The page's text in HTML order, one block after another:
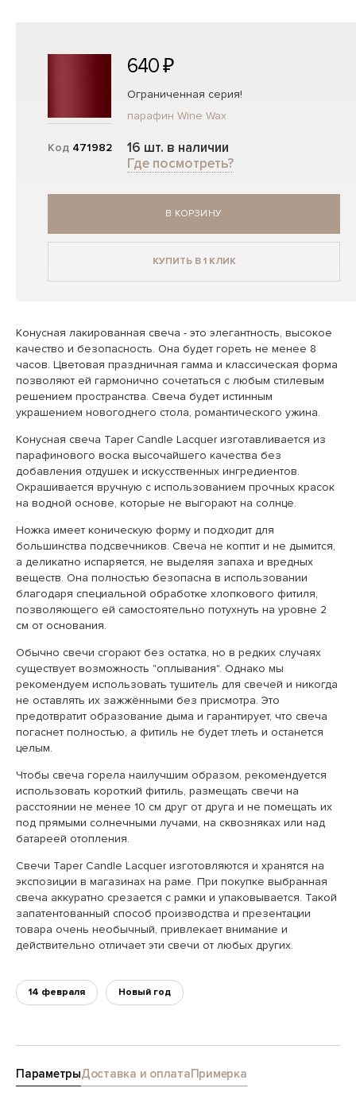
Код 471982
640 ₽
Ограниченная серия!
парафин Wine Wax
16 шт. в наличии
Где посмотреть?
В КОРЗИНУ
КУПИТЬ В 1 КЛИК
Конусная лакированная свеча - это элегантность, высокое
качество и безопасность. Она будет гореть не менее 8
часов. Цветовая праздничная гамма и классическая форма
позволяют ей гармонично сочетаться с любым стилевым
решением пространства. Свеча будет истинным
украшением новогоднего стола, романтического ужина.
Конусная свеча Taper Candle Lacquer изготавливается из
парафинового воска высочайшего качества без
добавления отдушек и искусственных ингредиентов.
Окрашивается вручную с использованием прочных красок
на водной основе, которые не выгорают на солнце.
Ножка имеет коническую форму и подходит для
большинства подсвечников. Свеча не коптит и не дымится,
а деликатно испаряется, не выделяя запаха и вредных
веществ. Она полностью безопасна в использовании
благодаря специальной обработке хлопкового фитиля,
позволяющего ей самостоятельно потухнуть на уровне 2
см от основания.
Обычно свечи сгорают без остатка, но в редких случаях
существует возможность "оплывания". Однако мы
рекомендуем использовать тушитель для свечей и никогда
не оставлять их зажжёнными без присмотра. Это
предотвратит образование дыма и гарантирует, что свеча
погаснет полностью, а фитиль не будет тлеть и останется
целым.
Чтобы свеча горела наилучшим образом, рекомендуется
использовать короткий фитиль, размещать свечи на
расстоянии не менее 10 см друг от друга и не помещать их
под прямыми солнечными лучами, на сквозняках или над
батареей отопления.
Свечи Taper Candle Lacquer изготовляются и хранятся на
экспозиции в магазинах на раме. При покупке выбранная
свеча аккуратно срезается с рамки и упаковывается. Такой
запатентованный способ производства и презентации
товара очень необычный, привлекает внимание и
действительно отличает эти свечи от любых других.
14 февраля Новый год
ПараметрыДоставка и оплатаПримерка